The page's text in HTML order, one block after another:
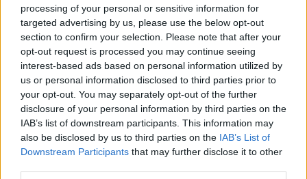
processing of your personal or sensitive information for
targeted advertising by us, please use the below opt-out
section to confirm your selection. Please note that after your
opt-out request is processed you may continue seeing
interest-based ads based on personal information utilized by
us or personal information disclosed to third parties prior to
your opt-out. You may separately opt-out of the further
disclosure of your personal information by third parties on the
IAB’s list of downstream participants. This information may
also be disclosed by us to third parties on the IAB’s List of
Downstream Participants that may further disclose it to other